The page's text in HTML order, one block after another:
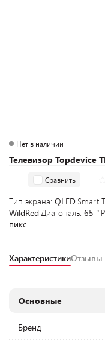
Телевизор Topdevice
Нет в наличии
Сравнить
Тип экрана: QLED Smart
WildRedДиагональ: 65 "
пикс.
ХарактеристикиОтзывы
Основные
Бренд